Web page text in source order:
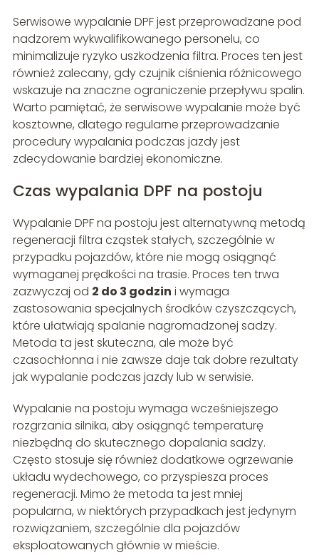
Serwisowe wypalanie DPF jest przeprowadzane pod
nadzorem wykwalifikowanego personelu, co
minimalizuje ryzyko uszkodzenia filtra. Proces ten jest
również zalecany, gdy czujnik ciśnienia różnicowego
wskazuje na znaczne ograniczenie przepływu spalin.
Warto pamiętać, że serwisowe wypalanie może być
kosztowne, dlatego regularne przeprowadzanie
procedury wypalania podczas jazdy jest
zdecydowanie bardziej ekonomiczne.
Czas wypalania DPF na postoju
Wypalanie DPF na postoju jest alternatywną metodą
regeneracji filtra cząstek stałych, szczególnie w
przypadku pojazdów, które nie mogą osiągnąć
wymaganej prędkości na trasie. Proces ten trwa
zazwyczaj od 2 do 3 godzin i wymaga
zastosowania specjalnych środków czyszczących,
które ułatwiają spalanie nagromadzonej sadzy.
Metoda ta jest skuteczna, ale może być
czasochłonna i nie zawsze daje tak dobre rezultaty
jak wypalanie podczas jazdy lub w serwisie.
Wypalanie na postoju wymaga wcześniejszego
rozgrzania silnika, aby osiągnąć temperaturę
niezbędną do skutecznego dopalania sadzy.
Często stosuje się również dodatkowe ogrzewanie
układu wydechowego, co przyspiesza proces
regeneracji. Mimo że metoda ta jest mniej
popularna, w niektórych przypadkach jest jedynym
rozwiązaniem, szczególnie dla pojazdów
eksploatowanych głównie w mieście.